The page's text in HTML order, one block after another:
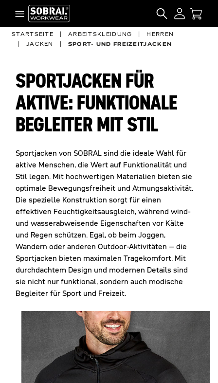
Zum Inhalt springen
SEARCH
STARTSEITE ARBEITSKLEIDUNG
HERREN
JACKEN SPORT- UND FREIZEITJACKEN
SPORTJACKEN FÜR
AKTIVE: FUNKTIONALE
BEGLEITER MIT STIL
Sportjacken von SOBRAL sind die ideale Wahl für
aktive Menschen, die Wert auf Funktionalität und
Stil legen. Mit hochwertigen Materialien bieten sie
optimale Bewegungsfreiheit und Atmungsaktivität.
Die spezielle Konstruktion sorgt für einen
effektiven Feuchtigkeitsausgleich, während wind-
und wasserabweisende Eigenschaften vor Kälte
und Regen schützen. Egal, ob beim Joggen,
Wandern oder anderen Outdoor-Aktivitäten – die
Sportjacken bieten maximalen Tragekomfort. Mit
durchdachtem Design und modernen Details sind
sie nicht nur funktional, sondern auch modische
Begleiter für Sport und Freizeit.